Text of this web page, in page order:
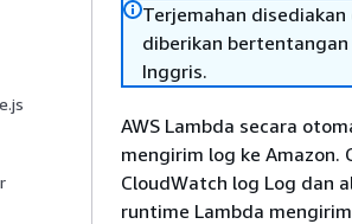
Terjemahan
diberikan bertentangan
Inggris.
AWS Lambda secara
mengirim log ke Amazon.
CloudWatch log Log dan
runtime Lambda